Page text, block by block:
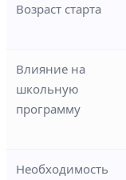
Возраст старта
Влияние на
школьную
программу
Необходимость